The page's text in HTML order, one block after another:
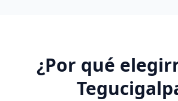
¿Por qué